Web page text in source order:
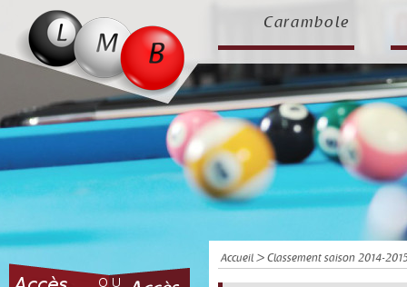
Carambole
Accueil > Classement saison 2014-